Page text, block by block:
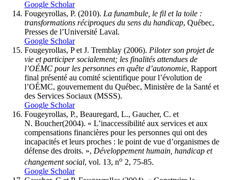
Google Scholar
Fougeyrollas, P. (2010). La funambule, le fil et la toile :
transformations réciproques du sens du handicap, Québec,
Presses de l’Université Laval.
Google Scholar
Fougeyrollas, Pet J. Tremblay (2006). Piloter son projet de
vie et participer socialement; les finalités attendues de
l’OÉMC pour les personnes en quête d’autonomie, Rapport
final présenté au comité scientifique pour l’évolution de
l’OÉMC, gouvernement du Québec, Ministère de la Santé et
des Services Sociaux (MSSS).
Google Scholar
Fougeyrollas, P., Beauregard, L., Gaucher, C. et
N. Boucher(2004). « L’inaccessibilité aux services et aux
compensations financières pour les personnes qui ont des
incapacités et leurs proches : le point de vue d’organismes de
défense des droits. », Développement humain, handicap et
changement social, vol. 13, no 2, 75-85.
Google Scholar